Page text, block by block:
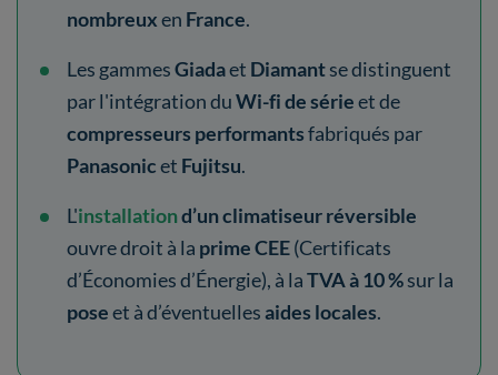
nombreuxen France.
Les gammesGiadaet Diamantse distinguent
par l'intégration duWi-fi de sérieet de
compresseurs performantsfabriqués par
Panasonicet Fujitsu.
L'installationd’un climatiseur réversible
ouvre droit à la prime CEE(Certificats
d’Économies d’Énergie), à laTVA à 10 %sur la
poseet à d’éventuellesaides locales.